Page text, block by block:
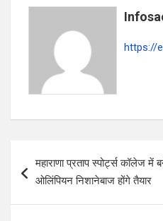
o
o
k
A
p
p
https://
navigation
महाराणा प्रताप स्पोर्ट्स कॉलेज
ओलिंपियन निशानेबाज होंगे तैयार